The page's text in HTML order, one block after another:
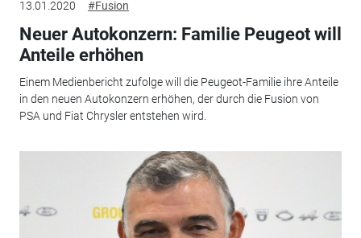
13.01.2020 #Fusion
Neuer Autokonzern: Familie Peugeot will
Anteile erhöhen
Einem Medienbericht zufolge will die Peugeot-Familie ihre Anteile
in den neuen Autokonzern erhöhen, der durch die Fusion von
PSA und Fiat Chrysler entstehen wird.